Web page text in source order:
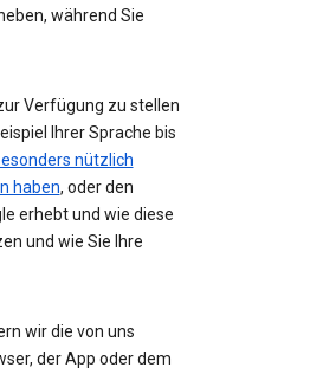
während Sie
Verfügung zu stellen
Ihrer Sprache bis
nützlich
haben, oder den
erhebt und wie diese
und wie Sie Ihre
wir die von uns
der App oder dem